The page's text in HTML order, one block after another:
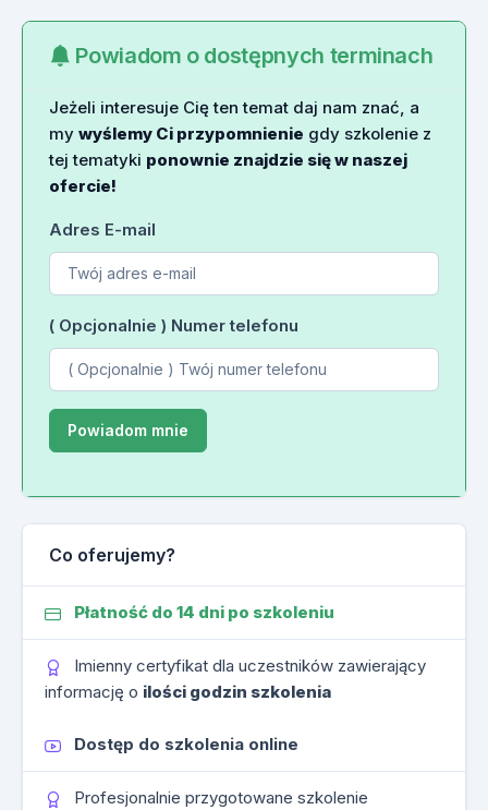
Powiadom o dostępnych terminach
Jeżeli interesuje Cię ten temat daj nam znać, a
my wyślemy Ci przypomnienie gdy szkolenie z
tej tematyki ponownie znajdzie się w naszej
ofercie!
Adres E-mail
( Opcjonalnie ) Numer telefonu
Co oferujemy?
Płatność do 14 dni po szkoleniu
Imienny certyfikat dla uczestników zawierający
informację o ilości godzin szkolenia
Dostęp do szkolenia online
Profesjonalnie przygotowane szkolenie